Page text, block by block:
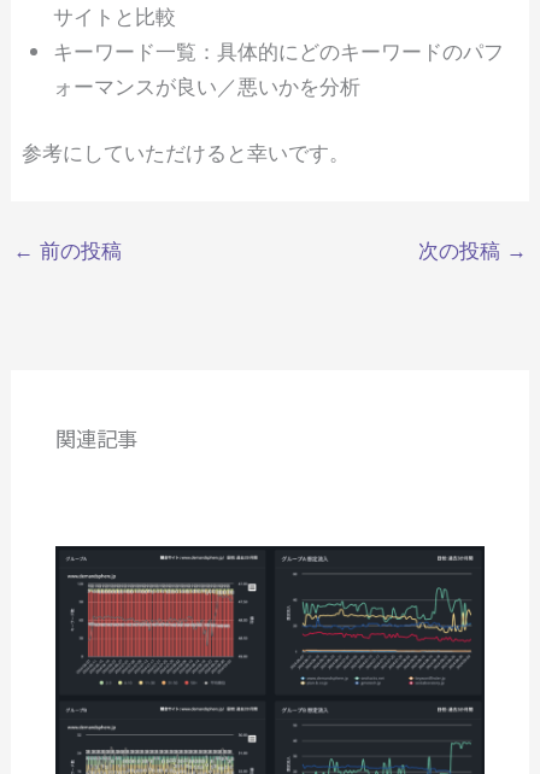
サイトと比較
キーワード一覧：具体的にどのキーワードのパフ
ォーマンスが良い／悪いかを分析
参考にしていただけると幸いです。
← 前の投稿 次の投稿 →
関連記事